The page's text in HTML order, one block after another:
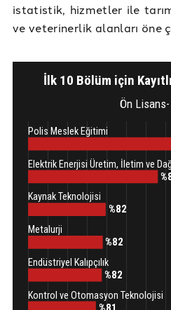
istatistik, hizmetler ile
ve veterinerlik alanları öne